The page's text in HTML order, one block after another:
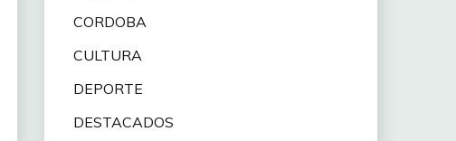
CORDOBA
CULTURA
DEPORTE
DESTACADOS